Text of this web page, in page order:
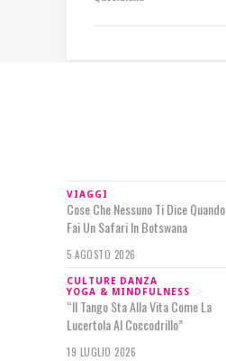
VIAGGI
Cose Che Nessuno Ti Dice Quando
Fai Un Safari In Botswana
5 AGOSTO 2026
CULTURE DANZA
YOGA & MINDFULNESS
“Il Tango Sta Alla Vita Come La
Lucertola Al Coccodrillo”
19 LUGLIO 2026